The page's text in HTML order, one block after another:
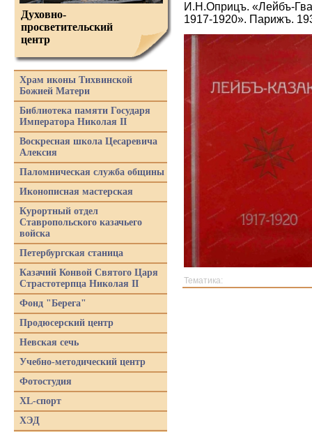
И.Н.Оприцъ. «Лейбъ-
1917-1920». Парижъ.
Тематика:
Духовно-
просветительский
центр
Храм иконы Тихвинской
Божией Матери
Библиотека памяти Государя
Императора Николая II
Воскресная школа Цесаревича
Алексия
Паломническая служба общины
Иконописная мастерская
Курортный отдел
Ставропольского казачьего
войска
Петербургская станица
Казачий Конвой Святого Царя
Страстотерпца Николая II
Фонд "Берега"
Продюсерский центр
Невская сечь
Учебно-методический центр
Фотостудия
XL-спорт
ХЭД